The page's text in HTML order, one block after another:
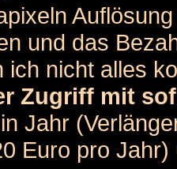
und das
ich nicht alles
Zugriff mit
Jahr
Euro pro